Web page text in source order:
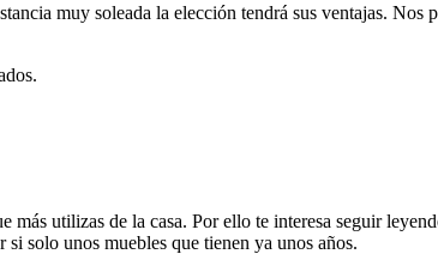
muy soleada la elección tendrá sus ventajas. Nos
utilizas de la casa. Por ello te interesa seguir
solo unos muebles que tienen ya unos años.